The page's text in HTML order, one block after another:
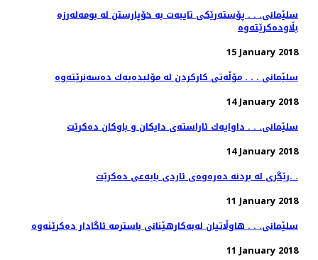
سلێمانی. . . پۆسته‌رێكی تایبه‌ت به‌ خۆپارستن له‌ بومه‌له‌رزه‌
15 January 2018
سلێمانی . . . مۆڵەتی كاركردن لە مۆلیدەیەك دەسەنرێتەوە
14 January 2018
سلێمانی. . . داوایه‌ك ئاراسته‌ی دایكان و باوكان ده‌كرێت
14 January 2018
رێگری له‌ بردنه‌ ده‌ره‌وه‌ی ئاردی بایه‌عی ده‌كرێت. .
11 January 2018
11 January 2018